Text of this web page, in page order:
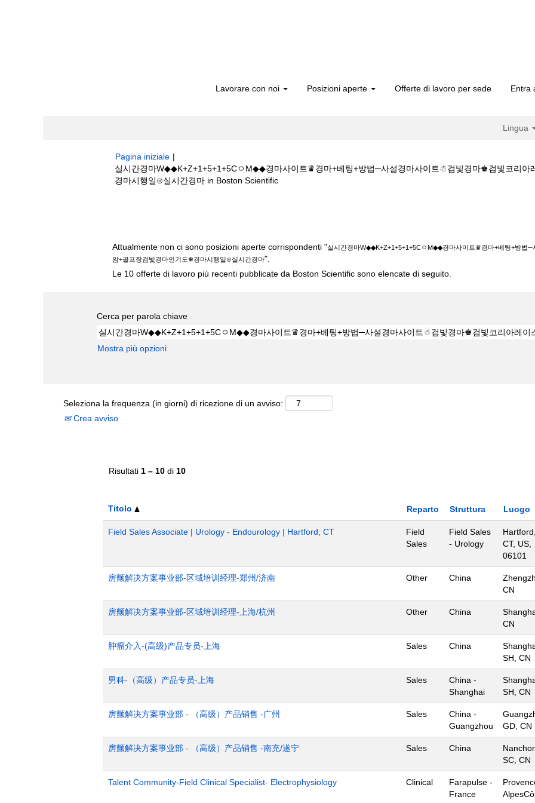
Lavorare con noi Posizioni aperte Offerte di lavoro per sede Entra
Lingua
Pagina iniziale |
실시간경마W◆◆K+Z+1+5+1+5CㅇM◆◆경마사이트♛경마+베팅+방법─사설경마사이트☃검빛경마♚검빛코리아
경마시행일⊙실시간경마 in Boston Scientific(pagina
Attualmente non ci sono posizioni aperte corrispondenti "실시간경마W◆◆K+Z+1+5+1+5CㅇM◆◆경마사이트♛경마+베팅+방법
암+골프장검빛경마인기도❅경마시행일⊙실시간경마".
Le 10 offerte di lavoro più recenti pubblicate da Boston Scientific sono elencate di seguito.
Cerca per parola chiave
Mostra più opzioni
Seleziona la frequenza (in giorni) di ricezione di un avviso:
Crea avviso
Risultati 1 – 10 di 10
Titolo Reparto Struttura Luogo
Field Sales Associate | Urology - Endourology | Hartford, CT
Field
Sales
Field Sales
- Urology
CT, US,
06101
房颤解决方案事业部-区域培训经理-郑州/济南 Other China
CN
房颤解决方案事业部-区域培训经理-上海/杭州 Other China
CN
肿瘤介入-(高级)产品专员-上海 Sales China
SH, CN
男科-（高级）产品专员-上海 Sales
China -
Shanghai
SH, CN
房颤解决方案事业部 - （高级）产品销售 -广州 Sales
China -
Guangzhou
GD, CN
房颤解决方案事业部 - （高级）产品销售 -南充/遂宁 Sales China
SC, CN
Talent Community-Field Clinical Specialist- Electrophysiology Clinical
Farapulse -
France